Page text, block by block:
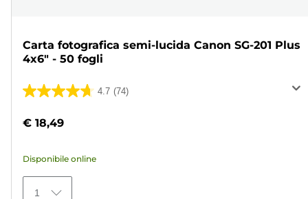
Carta fotografica semi-lucida Canon SG-201 Plus
4x6" - 50 fogli
4.7 (74)
4.7
5
74
recensioni
€ 18,49
Disponibile online
1